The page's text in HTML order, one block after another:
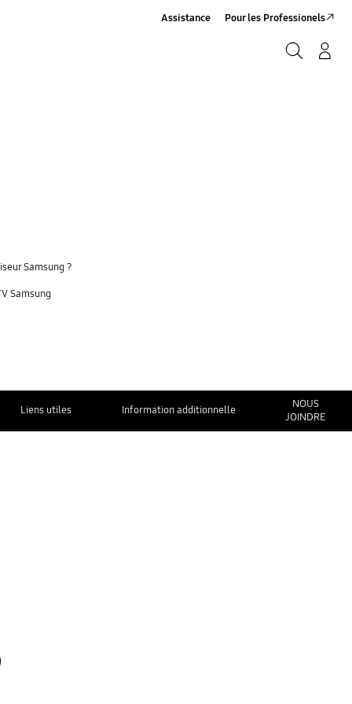
Assistance Pour les Professionels
Samsung ?
Samsung
Liens utiles Information additionnelle
NOUS
JOINDRE